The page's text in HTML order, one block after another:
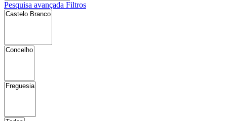
Pesquisa avançada Filtros